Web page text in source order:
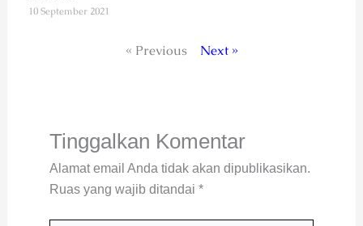
10 September 2021
« Previous Next »
Tinggalkan Komentar
Alamat email Anda tidak akan dipublikasikan.
Ruas yang wajib ditandai *